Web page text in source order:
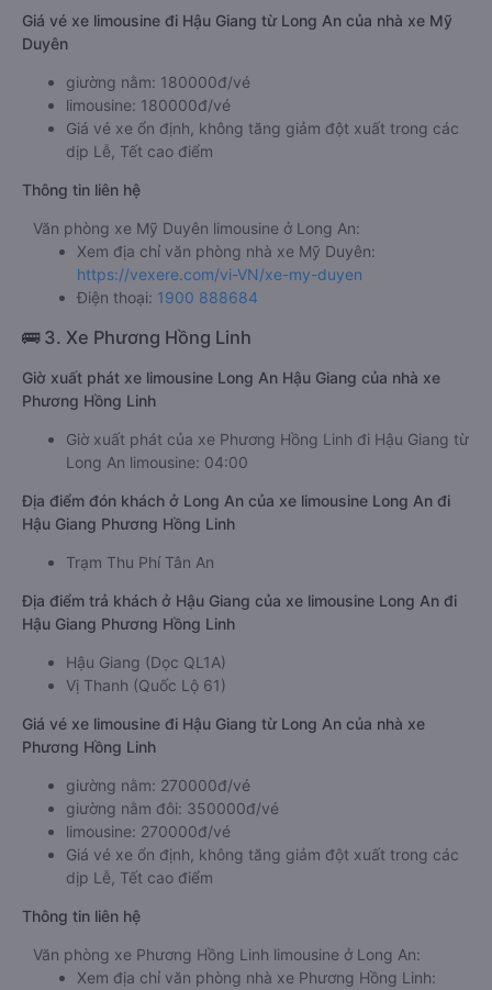
Giá vé xe limousine đi Hậu Giang từ Long An của nhà xe Mỹ
Duyên
giường nằm: 180000đ/vé
limousine: 180000đ/vé
Giá vé xe ổn định, không tăng giảm đột xuất trong các
dịp Lễ, Tết cao điểm
Thông tin liên hệ
Văn phòng xe Mỹ Duyên limousine ở Long An:
Xem địa chỉ văn phòng nhà xe Mỹ Duyên:
https://vexere.com/vi-VN/xe-my-duyen
Điện thoại: 1900 888684
🚌 3. Xe Phương Hồng Linh
Giờ xuất phát xe limousine Long An Hậu Giang của nhà xe
Phương Hồng Linh
Giờ xuất phát của xe Phương Hồng Linh đi Hậu Giang từ
Long An limousine: 04:00
Địa điểm đón khách ở Long An của xe limousine Long An đi
Hậu Giang Phương Hồng Linh
Trạm Thu Phí Tân An
Địa điểm trả khách ở Hậu Giang của xe limousine Long An đi
Hậu Giang Phương Hồng Linh
Hậu Giang (Dọc QL1A)
Vị Thanh (Quốc Lộ 61)
Giá vé xe limousine đi Hậu Giang từ Long An của nhà xe
Phương Hồng Linh
giường nằm: 270000đ/vé
giường nằm đôi: 350000đ/vé
limousine: 270000đ/vé
Giá vé xe ổn định, không tăng giảm đột xuất trong các
dịp Lễ, Tết cao điểm
Thông tin liên hệ
Văn phòng xe Phương Hồng Linh limousine ở Long An:
Xem địa chỉ văn phòng nhà xe Phương Hồng Linh: